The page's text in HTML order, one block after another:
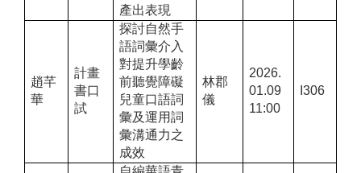
產出表現
趙芊
華
計畫
書口
試
探討自然手
語詞彙介入
對提升學齡
前聽覺障礙
兒童口語詞
彙及運用詞
彙溝通力之
成效
林郡
儀
2026.
01.09
11:00
I306